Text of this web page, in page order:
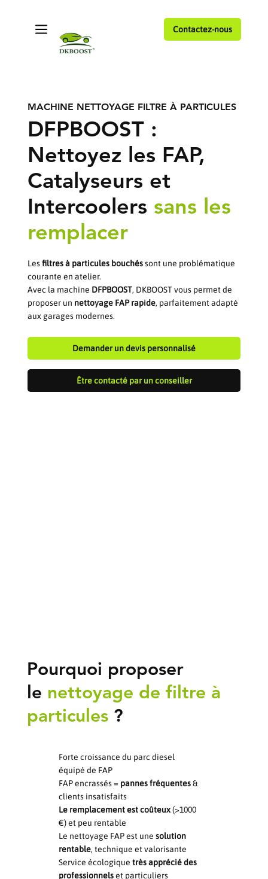
Contactez-nous
MACHINE NETTOYAGE FILTRE À PARTICULES
DFPBOOST :
Nettoyez les FAP,
Catalyseurs et
Intercoolers sans les
remplacer
Lesfiltres à particules bouchéssont une problématique
courante en atelier.
Avec la machine DFPBOOST, DKBOOST vous permet de
proposer un nettoyage FAP rapide, parfaitement adapté
aux garages modernes.
Demander un devis personnalisé
Être contacté par un conseiller
Pourquoi proposer
le nettoyage de filtre à
particules ?
Forte croissance du parc diesel
équipé de FAP
FAP encrassés = pannes fréquentes&
clients insatisfaits
Le remplacement est coûteux(>1000
€) et peu rentable
Le nettoyage FAP est unesolution
rentable, technique et valorisante
Service écologiquetrès apprécié des
professionnelset particuliers